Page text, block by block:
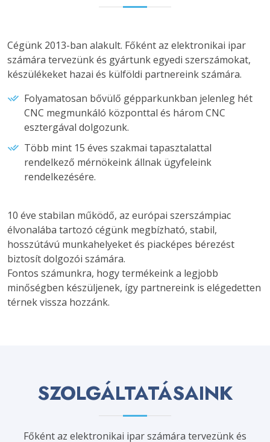
Cégünk 2013-ban alakult. Főként az elektronikai ipar
számára tervezünk és gyártunk egyedi szerszámokat,
készülékeket hazai és külföldi partnereink számára.
Folyamatosan bővülő gépparkunkban jelenleg hét
CNC megmunkáló központtal és három CNC
esztergával dolgozunk.
Több mint 15 éves szakmai tapasztalattal
rendelkező mérnökeink állnak ügyfeleink
rendelkezésére.
10 éve stabilan működő, az európai szerszámpiac
élvonalába tartozó cégünk megbízható, stabil,
hosszútávú munkahelyeket és piacképes bérezést
biztosít dolgozói számára.
Fontos számunkra, hogy termékeink a legjobb
minőségben készüljenek, így partnereink is elégedetten
térnek vissza hozzánk.
SZOLGÁLTATÁSAINK
Főként az elektronikai ipar számára tervezünk és